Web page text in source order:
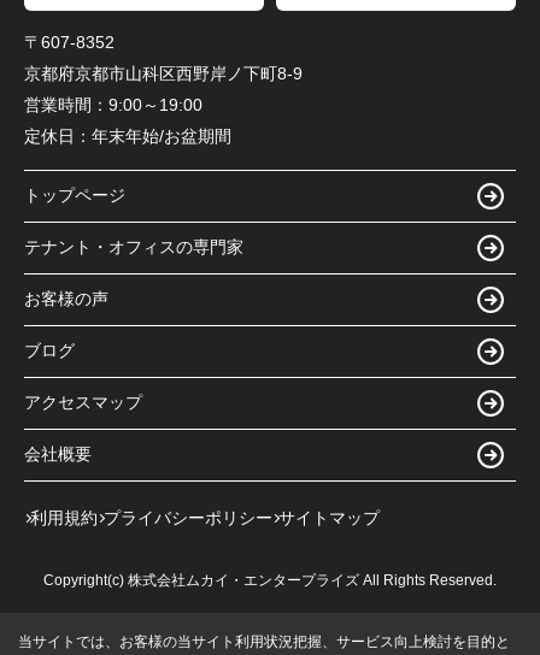
〒607-8352
京都府京都市山科区西野岸ノ下町8-9
営業時間： 9:00～19:00
定休日： 年末年始/お盆期間
トップページ
テナント・オフィスの専門家
お客様の声
ブログ
アクセスマップ
会社概要
利用規約 プライバシーポリシー サイトマップ
Copyright(c) 株式会社ムカイ・エンタープライズ All Rights Reserved.
当サイトでは、お客様の当サイト利用状況把握、サービス向上検討を目的と